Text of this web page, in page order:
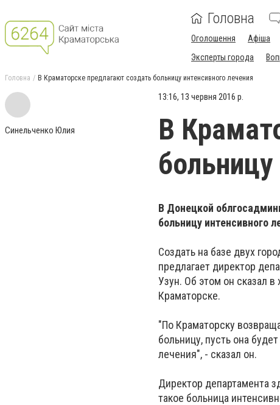
Головна
Оголошення Афіша
Эксперты города
Головна В Краматорске предлагают создать больницу интенсивного лечения
Синельченко Юлия
13:16, 13 червня 2016 р.
В
больницу
В Донецкой
больницу интенсивного
Создать на базе двух
предлагает директор
Узун. Об этом он сказал в
Краматорске.
"По Краматорску
больницу, пусть она
лечения", - сказал он.
Директор департамента
такое больница